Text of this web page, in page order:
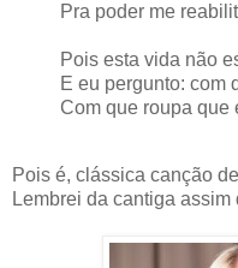
Pra poder me
Pois esta vida não
E eu pergunto: com
Com que roupa que
Pois é, clássica canção
Lembrei da cantiga